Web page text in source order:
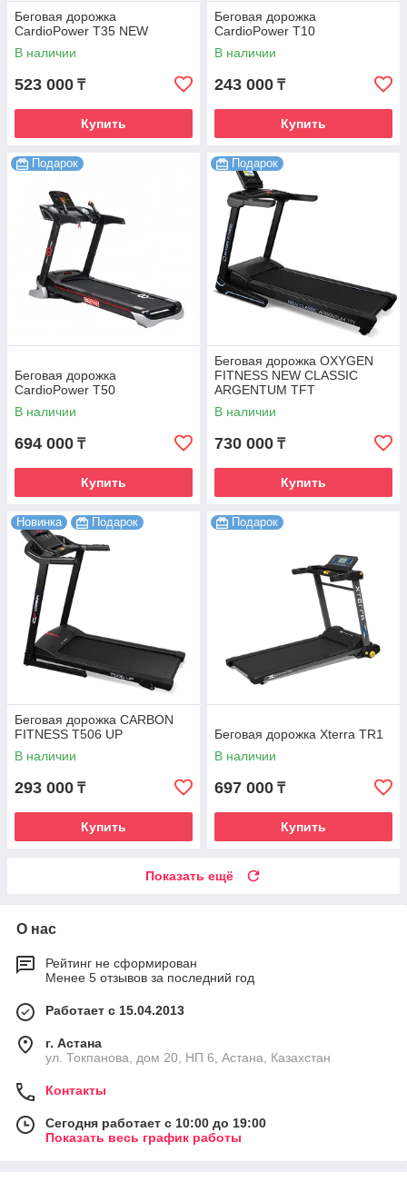
Беговая дорожка
CardioPower T35 NEW
В наличии
523 000 ₸
Купить
Беговая дорожка
CardioPower T10
В наличии
243 000 ₸
Купить
Подарок
Беговая дорожка
CardioPower T50
В наличии
694 000 ₸
Купить
Подарок
Беговая дорожка OXYGEN
FITNESS NEW CLASSIC
ARGENTUM TFT
В наличии
730 000 ₸
Купить
Новинка Подарок
Беговая дорожка CARBON
FITNESS T506 UP
В наличии
293 000 ₸
Купить
Подарок
Беговая дорожка Xterra TR1
В наличии
697 000 ₸
Купить
Показать ещё
О нас
Рейтинг не сформирован
Менее 5 отзывов за последний год
Работает с 15.04.2013
г. Астана
ул. Токпанова, дом 20, НП 6, Астана, Казахстан
Контакты
Сегодня работает с 10:00 до 19:00
Показать весь график работы